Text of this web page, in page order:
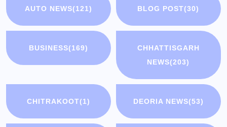
AUTO NEWS(121) BLOG POST(30)
BUSINESS(169)
CHHATTISGARH
NEWS(203)
CHITRAKOOT(1) DEORIA NEWS(53)